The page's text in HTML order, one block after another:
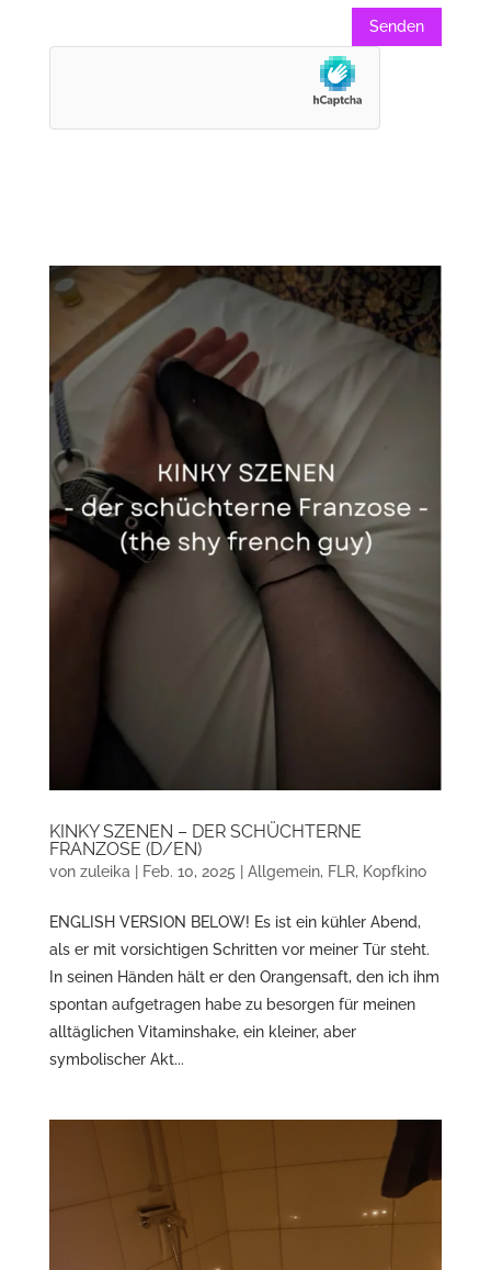
Senden
KINKY SZENEN – DER SCHÜCHTERNE
FRANZOSE (D/EN)
von zuleika| Feb. 10, 2025 Allgemein, FLR, Kopfkino
ENGLISH VERSION BELOW! Es ist ein kühler Abend,
als er mit vorsichtigen Schritten vor meiner Tür steht.
In seinen Händen hält er den Orangensaft, den ich ihm
spontan aufgetragen habe zu besorgen für meinen
alltäglichen Vitaminshake, ein kleiner, aber
symbolischer Akt...